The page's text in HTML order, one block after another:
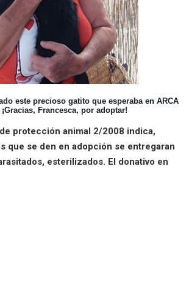
este precioso gatito que esperaba en ARCA
Francesca, por adoptar!
protección animal 2/2008 indica,
que se den en adopción se entregaran
esterilizados. El donativo en